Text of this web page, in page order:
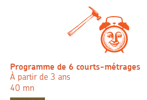
Programme de 6 courts-métrages
À partir de 3 ans
40 mn